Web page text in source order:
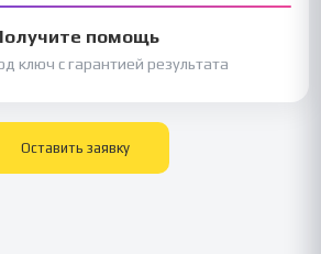
помощь
ключ с гарантией результата
Оставить заявку